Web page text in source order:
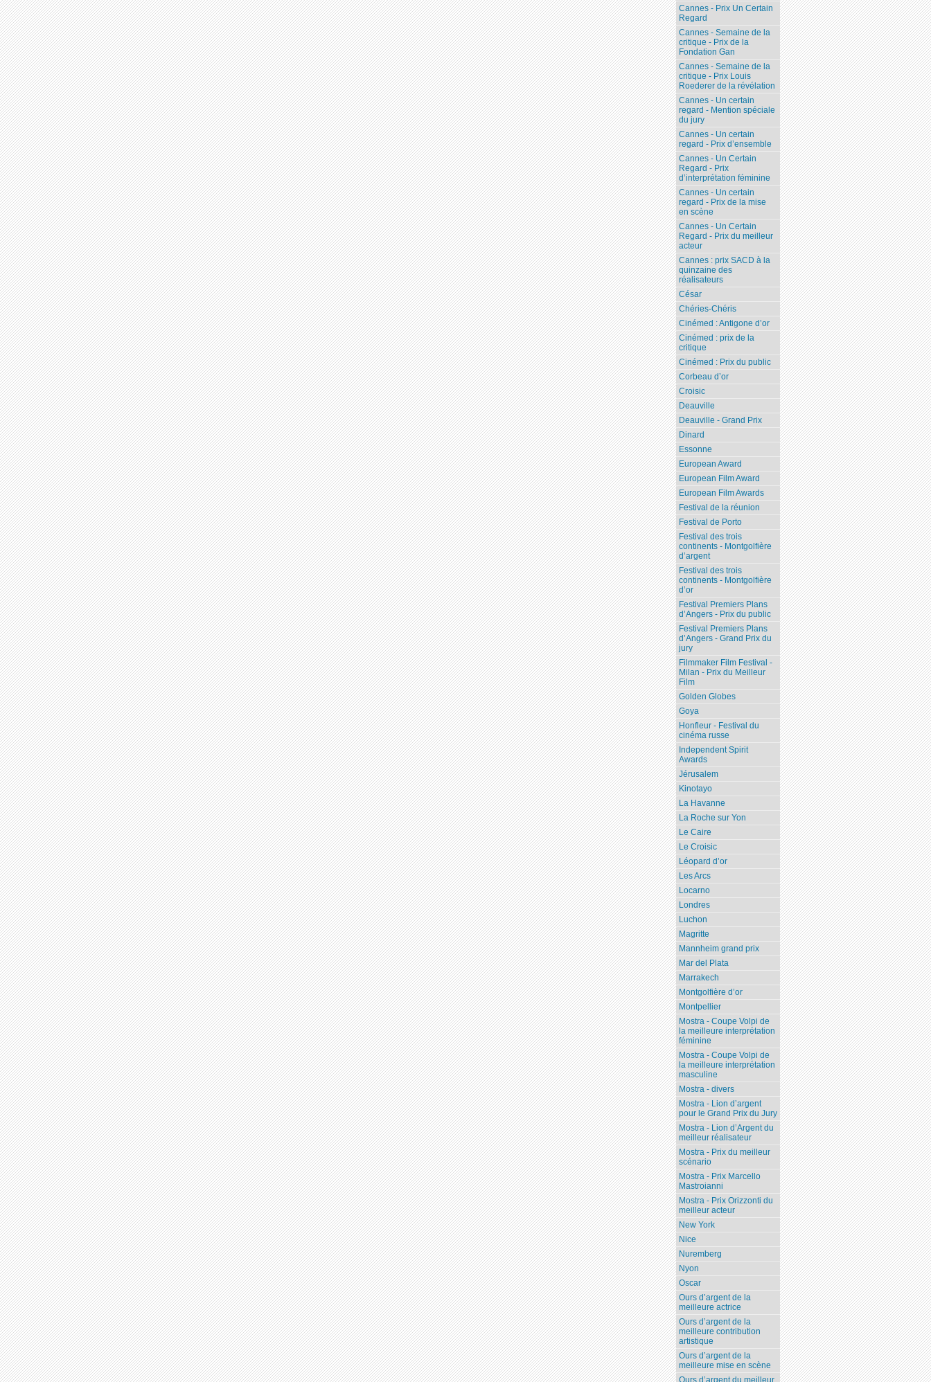
Cannes - Prix Un Certain
Regard
Cannes - Semaine de la
critique - Prix de la
Fondation Gan
Cannes - Semaine de la
critique - Prix Louis
Roederer de la révélation
Cannes - Un certain
regard - Mention spéciale
du jury
Cannes - Un certain
regard - Prix d’ensemble
Cannes - Un Certain
Regard - Prix
d’interprétation féminine
Cannes - Un certain
regard - Prix de la mise
en scène
Cannes - Un Certain
Regard - Prix du meilleur
acteur
Cannes : prix SACD à la
quinzaine des
réalisateurs
César
Chéries-Chéris
Cinémed : Antigone d’or
Cinémed : prix de la
critique
Cinémed : Prix du public
Corbeau d’or
Croisic
Deauville
Deauville - Grand Prix
Dinard
Essonne
European Award
European Film Award
European Film Awards
Festival de la réunion
Festival de Porto
Festival des trois
continents - Montgolfière
d’argent
Festival des trois
continents - Montgolfière
d’or
Festival Premiers Plans
d’Angers - Prix du public
Festival Premiers Plans
d’Angers - Grand Prix du
jury
Filmmaker Film Festival -
Milan - Prix du Meilleur
Film
Golden Globes
Goya
Honfleur - Festival du
cinéma russe
Independent Spirit
Awards
Jérusalem
Kinotayo
La Havanne
La Roche sur Yon
Le Caire
Le Croisic
Léopard d’or
Les Arcs
Locarno
Londres
Luchon
Magritte
Mannheim grand prix
Mar del Plata
Marrakech
Montgolfière d’or
Montpellier
Mostra - Coupe Volpi de
la meilleure interprétation
féminine
Mostra - Coupe Volpi de
la meilleure interprétation
masculine
Mostra - divers
Mostra - Lion d’argent
pour le Grand Prix du Jury
Mostra - Lion d’Argent du
meilleur réalisateur
Mostra - Prix du meilleur
scénario
Mostra - Prix Marcello
Mastroianni
Mostra - Prix Orizzonti du
meilleur acteur
New York
Nice
Nuremberg
Nyon
Oscar
Ours d’argent de la
meilleure actrice
Ours d’argent de la
meilleure contribution
artistique
Ours d’argent de la
meilleure mise en scène